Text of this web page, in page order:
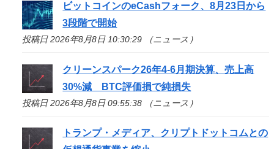
ビットコインのeCashフォーク、8月23日から
3段階で開始
投稿日 2026年8月8日 10:30:29 （ニュース）
クリーンスパーク26年4-6月期決算、売上高
30%減 BTC評価損で純損失
投稿日 2026年8月8日 09:55:38 （ニュース）
トランプ・メディア、クリプトドットコムとの